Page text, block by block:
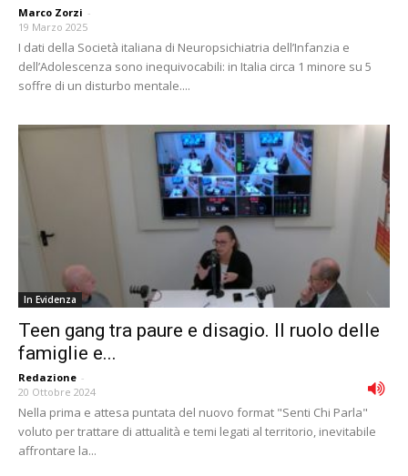
Marco Zorzi -
19 Marzo 2025
I dati della Società italiana di Neuropsichiatria dell’Infanzia e
dell’Adolescenza sono inequivocabili: in Italia circa 1 minore su 5
soffre di un disturbo mentale....
In Evidenza
Teen gang tra paure e disagio. Il ruolo delle
famiglie e...
Redazione -
20 Ottobre 2024
Nella prima e attesa puntata del nuovo format "Senti Chi Parla"
voluto per trattare di attualità e temi legati al territorio, inevitabile
affrontare la...